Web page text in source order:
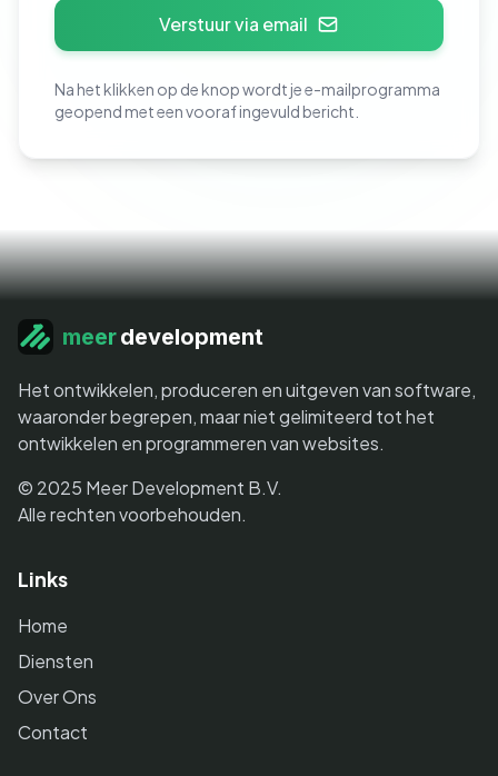
Verstuur via email
Na het klikken op de knop wordt je e-mailprogramma
geopend met een vooraf ingevuld bericht.
meerdevelopment
Het ontwikkelen, produceren en uitgeven van software,
waaronder begrepen, maar niet gelimiteerd tot het
ontwikkelen en programmeren van websites.
© 2025 Meer Development B.V.
Alle rechten voorbehouden.
Links
Home
Diensten
Over Ons
Contact